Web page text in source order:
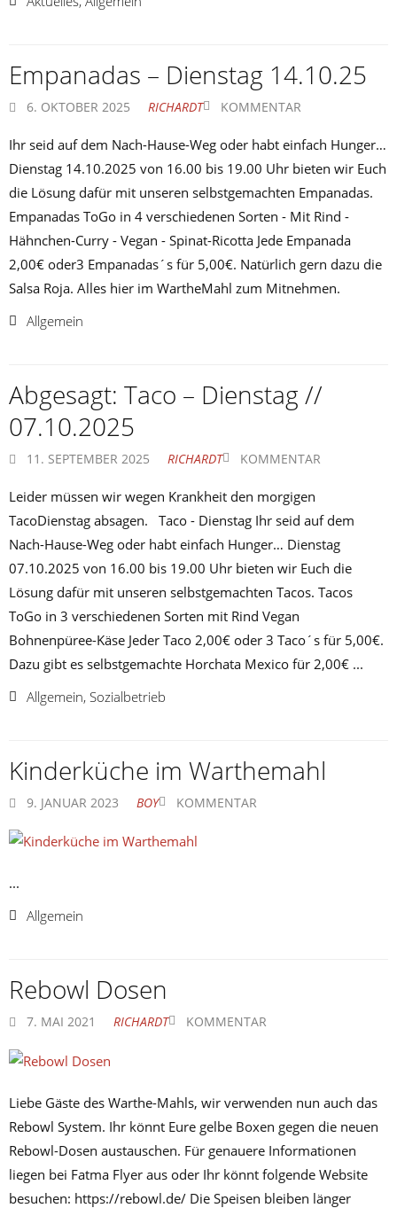
Empanadas – Dienstag 14.10.25
6. OKTOBER 2025 RICHARDT KOMMENTAR
Ihr seid auf dem Nach-Hause-Weg oder habt einfach Hunger…
Dienstag 14.10.2025 von 16.00 bis 19.00 Uhr bieten wir Euch
die Lösung dafür mit unseren selbstgemachten Empanadas.
Empanadas ToGo in 4 verschiedenen Sorten - Mit Rind -
Hähnchen-Curry - Vegan - Spinat-Ricotta Jede Empanada
2,00€ oder3 Empanadas´s für 5,00€. Natürlich gern dazu die
Salsa Roja. Alles hier im WartheMahl zum Mitnehmen.
Allgemein
Abgesagt: Taco – Dienstag //
07.10.2025
11. SEPTEMBER 2025 RICHARDT KOMMENTAR
Leider müssen wir wegen Krankheit den morgigen
TacoDienstag absagen. Taco - Dienstag Ihr seid auf dem
Nach-Hause-Weg oder habt einfach Hunger… Dienstag
07.10.2025 von 16.00 bis 19.00 Uhr bieten wir Euch die
Lösung dafür mit unseren selbstgemachten Tacos. Tacos
ToGo in 3 verschiedenen Sorten mit Rind Vegan
Bohnenpüree-Käse Jeder Taco 2,00€ oder 3 Taco´s für 5,00€.
Dazu gibt es selbstgemachte Horchata Mexico für 2,00€ ...
Allgemein, Sozialbetrieb
Kinderküche im Warthemahl
9. JANUAR 2023 BOY KOMMENTAR
...
Allgemein
Rebowl Dosen
7. MAI 2021 RICHARDT KOMMENTAR
Liebe Gäste des Warthe-Mahls, wir verwenden nun auch das
Rebowl System. Ihr könnt Eure gelbe Boxen gegen die neuen
Rebowl-Dosen austauschen. Für genauere Informationen
liegen bei Fatma Flyer aus oder Ihr könnt folgende Website
besuchen: https://rebowl.de/ Die Speisen bleiben länger